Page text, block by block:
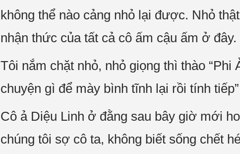
không thể nào cảng nhỏ lại được. Nhỏ
nhận thức của tất cả cô ấm cậu ấm ở đây.
Tôi nắm chặt nhỏ, nhỏ giọng thì thào
chuyện gì để mày bình tĩnh lại rồi tính
Cô ả Diệu Linh ở đằng sau bây giờ mới
chúng tôi sợ cô ta, không biết sống chết